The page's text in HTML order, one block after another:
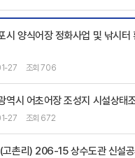
양식어장 정화사업 및 낚시터
27 조회 706
역시 어초어장 조성지 시설상태
27 조회 672
고촌리) 206-15 상수도관 신설